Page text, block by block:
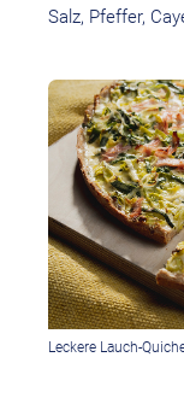
Salz, Pfeffer,
Leckere Lauch-